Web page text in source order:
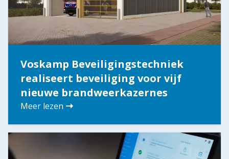
Voskamp Beveiligingstechniek
realiseert beveiliging voor vijf
nieuwe brandweerkazernes
Meer lezen